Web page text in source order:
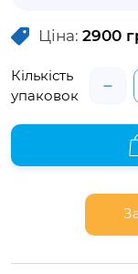
Ціна: 2900
Кількість
упаковок
−